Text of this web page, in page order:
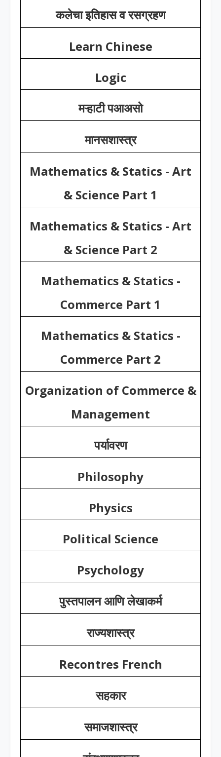
कलेचा इतिहास व रसग्रहण
Learn Chinese
Logic
मऱ्हाटी पआअसो
मानसशास्त्र
Mathematics & Statics - Art
& Science Part 1
Mathematics & Statics - Art
& Science Part 2
Mathematics & Statics -
Commerce Part 1
Mathematics & Statics -
Commerce Part 2
Organization of Commerce &
Management
पर्यावरण
Philosophy
Physics
Political Science
Psychology
पुस्तपालन आणि लेखाकर्म
राज्यशास्त्र
Recontres French
सहकार
समाजशास्त्र